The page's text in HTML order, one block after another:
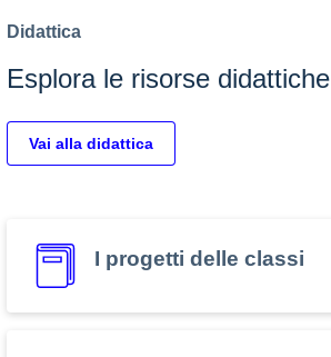
Didattica
Esplora le risorse
Vai alla didattica
I progetti delle classi